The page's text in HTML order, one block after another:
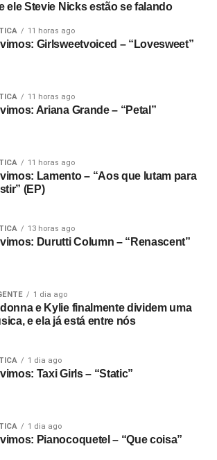
ele Stevie Nicks estão se falando
11 horas ago
Girlsweetvoiced – “Lovesweet”
11 horas ago
Ariana Grande – “Petal”
11 horas ago
Lamento – “Aos que lutam para
(EP)
13 horas ago
Durutti Column – “Renascent”
1 dia ago
e Kylie finalmente dividem uma
e ela já está entre nós
1 dia ago
Taxi Girls – “Static”
1 dia ago
Pianocoquetel – “Que coisa”